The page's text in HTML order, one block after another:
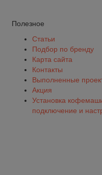
Полезное
Статьи
Подбор по бренду
Карта сайта
Контакты
Выполненные
Акция
Установка
подключение и